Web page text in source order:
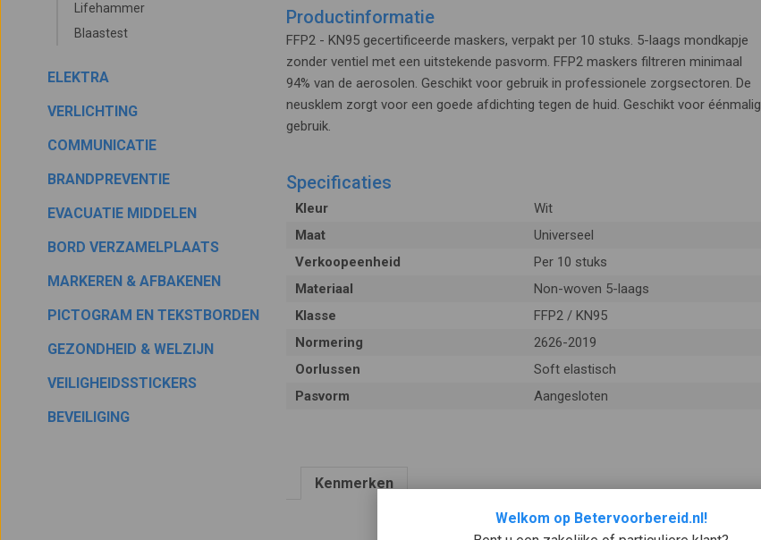
Lifehammer
Blaastest
ELEKTRA
VERLICHTING
COMMUNICATIE
BRANDPREVENTIE
EVACUATIE MIDDELEN
BORD VERZAMELPLAATS
MARKEREN & AFBAKENEN
PICTOGRAM EN TEKSTBORDEN
GEZONDHEID & WELZIJN
VEILIGHEIDSSTICKERS
BEVEILIGING
Productinformatie
FFP2 - KN95 gecertificeerde maskers, verpakt per 10 stuks. 5-laags mondkapje
zonder ventiel met een uitstekende pasvorm. FFP2 maskers filtreren minimaal
94% van de aerosolen. Geschikt voor gebruik in professionele zorgsectoren. De
neusklem zorgt voor een goede afdichting tegen de huid. Geschikt voor éénmalig
gebruik.
Specificaties
Kleur
Wit
Maat
Universeel
Verkoopeenheid
Per 10 stuks
Materiaal
Non-woven 5-laags
Klasse
FFP2 / KN95
Normering
2626-2019
Oorlussen
Soft elastisch
Pasvorm
Aangesloten
Kenmerken
Welkom op Betervoorbereid.nl!